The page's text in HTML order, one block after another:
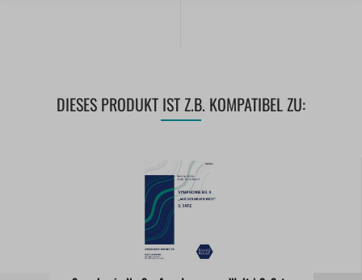
DIESES PRODUKT IST Z.B. KOMPATIBEL ZU: